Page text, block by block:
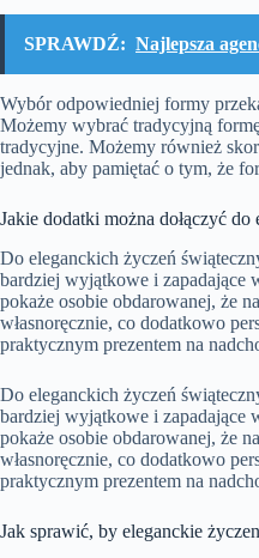
SPRAWDŹ: Najlepsza
Wybór odpowiedniej formy
Możemy wybrać tradycyjną
tradycyjne. Możemy również
jednak, aby pamiętać o tym, że
Jakie dodatki można dołączyć
Do eleganckich życzeń
bardziej wyjątkowe i zapadające
pokaże osobie obdarowanej, że
własnoręcznie, co dodatkowo
praktycznym prezentem na
Do eleganckich życzeń
bardziej wyjątkowe i zapadające
pokaże osobie obdarowanej, że
własnoręcznie, co dodatkowo
praktycznym prezentem na
Jak sprawić, by eleganckie